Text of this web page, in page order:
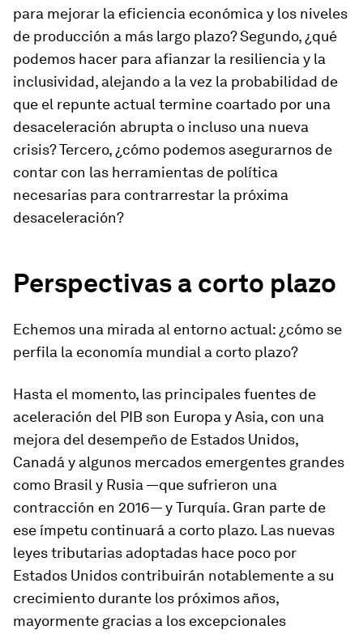
para mejorar la eficiencia económica y los niveles
de producción a más largo plazo? Segundo, ¿qué
podemos hacer para afianzar la resiliencia y la
inclusividad, alejando a la vez la probabilidad de
que el repunte actual termine coartado por una
desaceleración abrupta o incluso una nueva
crisis? Tercero, ¿cómo podemos asegurarnos de
contar con las herramientas de política
necesarias para contrarrestar la próxima
desaceleración?
Perspectivas a corto plazo
Echemos una mirada al entorno actual: ¿cómo se
perfila la economía mundial a corto plazo?
Hasta el momento, las principales fuentes de
aceleración del PIB son Europa y Asia, con una
mejora del desempeño de Estados Unidos,
Canadá y algunos mercados emergentes grandes
como Brasil y Rusia —que sufrieron una
contracción en 2016— y Turquía. Gran parte de
ese ímpetu continuará a corto plazo. Las nuevas
leyes tributarias adoptadas hace poco por
Estados Unidos contribuirán notablemente a su
crecimiento durante los próximos años,
mayormente gracias a los excepcionales